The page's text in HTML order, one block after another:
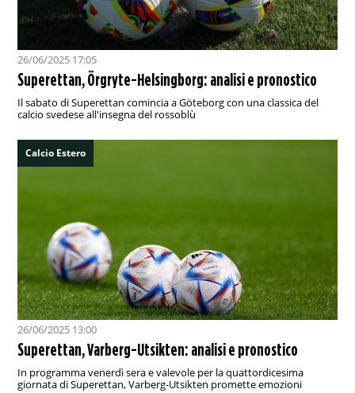
26/06/2025 17:05
Superettan, Örgryte-Helsingborg: analisi e pronostico
Il sabato di Superettan comincia a Göteborg con una classica del
calcio svedese all'insegna del rossoblù
Calcio Estero
26/06/2025 13:00
Superettan, Varberg-Utsikten: analisi e pronostico
In programma venerdì sera e valevole per la quattordicesima
giornata di Superettan, Varberg-Utsikten promette emozioni